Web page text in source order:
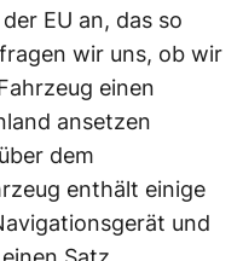
EU an, das so
wir uns, ob wir
einen
ansetzen
dem
enthält einige
und